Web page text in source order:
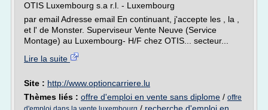
OTIS Luxembourg s.a r.l. - Luxembourg
par email Adresse email En continuant, j'accepte les , la ,
et l' de Monster. Superviseur Vente Neuve (Service
Montage) au Luxembourg- H/F chez OTIS... secteur...
Lire la suite
Site : http://www.optioncarriere.lu
Thèmes liés : offre d'emploi en vente sans diplome / offre